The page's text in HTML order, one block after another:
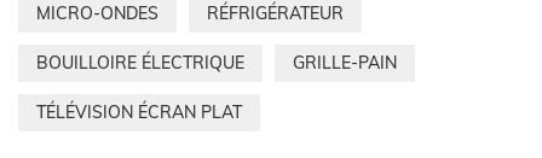
MICRO-ONDES RÉFRIGÉRATEUR
BOUILLOIRE ÉLECTRIQUE GRILLE-PAIN
TÉLÉVISION ÉCRAN PLAT